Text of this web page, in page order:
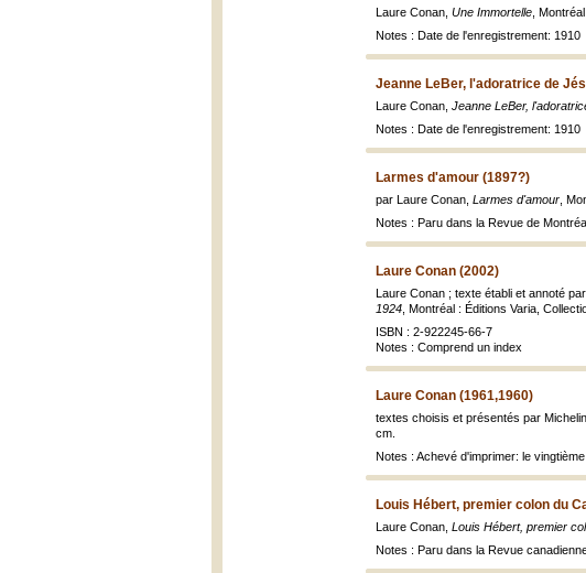
Laure Conan, Une Immortelle ,
Notes : Date de l'enregistrement: 1910
Jeanne LeBer, l'adoratrice de
Laure Conan, Jeanne LeBer,
Notes : Date de l'enregistrement: 1910
Larmes d'amour (1897?)
par Laure Conan, Larmes d'amour ,
Notes : Paru dans la Revue de
Laure Conan (2002)
Laure Conan ; texte établi et annoté
1924 , Montréal : Éditions Varia,
ISBN : 2-922245-66-7
Notes : Comprend un index
Laure Conan (1961,1960)
textes choisis et présentés par
cm.
Notes : Achevé d'imprimer: le
Louis Hébert, premier colon du
Laure Conan, Louis Hébert, premier
Notes : Paru dans la Revue